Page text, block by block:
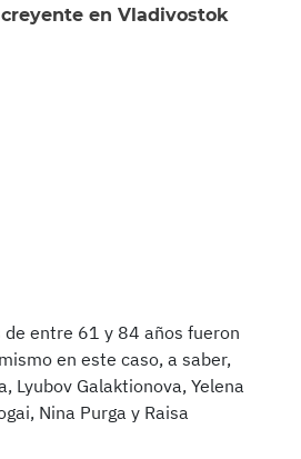
en Vladivostok
entre 61 y 84 años fueron
en este caso, a saber,
Lyubov Galaktionova, Yelena
Nina Purga y Raisa